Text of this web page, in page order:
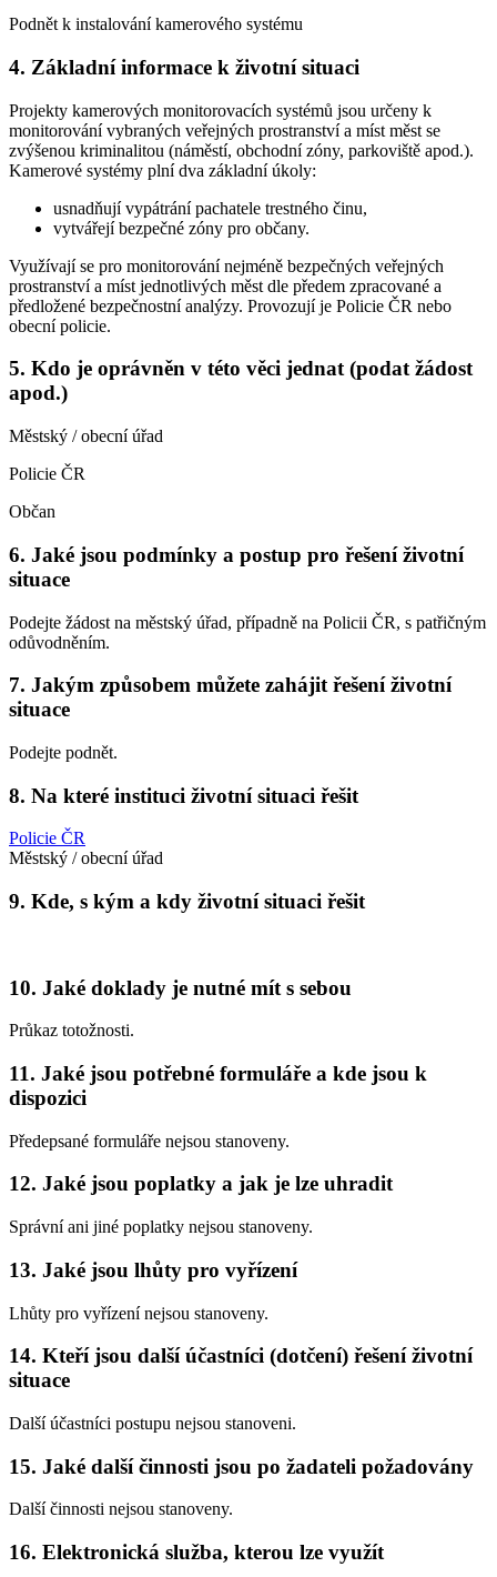
Podnět k instalování kamerového systému
4. Základní informace k životní situaci
Projekty kamerových monitorovacích systémů jsou určeny k
monitorování vybraných veřejných prostranství a míst měst se
zvýšenou kriminalitou (náměstí, obchodní zóny, parkoviště apod.).
Kamerové systémy plní dva základní úkoly:
usnadňují vypátrání pachatele trestného činu,
vytvářejí bezpečné zóny pro občany.
Využívají se pro monitorování nejméně bezpečných veřejných
prostranství a míst jednotlivých měst dle předem zpracované a
předložené bezpečnostní analýzy. Provozují je Policie ČR nebo
obecní policie.
5. Kdo je oprávněn v této věci jednat (podat žádost
apod.)
Městský / obecní úřad
Policie ČR
Občan
6. Jaké jsou podmínky a postup pro řešení životní
situace
Podejte žádost na městský úřad, případně na Policii ČR, s patřičným
odůvodněním.
7. Jakým způsobem můžete zahájit řešení životní
situace
Podejte podnět.
8. Na které instituci životní situaci řešit
Policie ČR
Městský / obecní úřad
9. Kde, s kým a kdy životní situaci řešit
10. Jaké doklady je nutné mít s sebou
Průkaz totožnosti.
11. Jaké jsou potřebné formuláře a kde jsou k
dispozici
Předepsané formuláře nejsou stanoveny.
12. Jaké jsou poplatky a jak je lze uhradit
Správní ani jiné poplatky nejsou stanoveny.
13. Jaké jsou lhůty pro vyřízení
Lhůty pro vyřízení nejsou stanoveny.
14. Kteří jsou další účastníci (dotčení) řešení životní
situace
Další účastníci postupu nejsou stanoveni.
15. Jaké další činnosti jsou po žadateli požadovány
Další činnosti nejsou stanoveny.
16. Elektronická služba, kterou lze využít